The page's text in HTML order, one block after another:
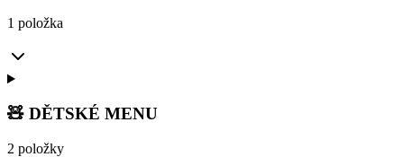
1 položka
🧸 DĚTSKÉ MENU
2 položky